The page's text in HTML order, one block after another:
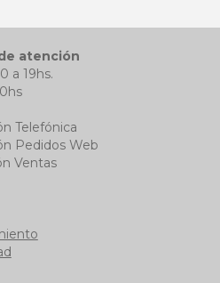
atención
a 19hs.
Telefónica
Pedidos Web
Ventas